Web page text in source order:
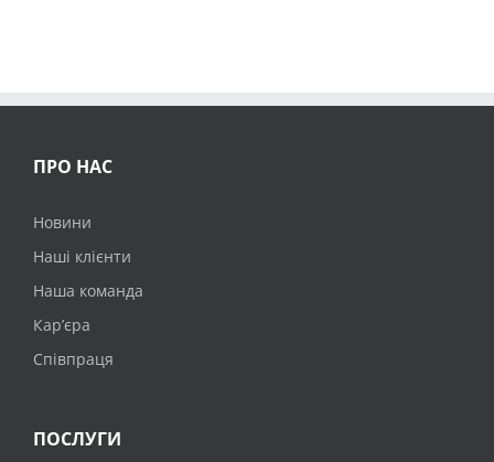
ПРО НАС
Новини
Наші клієнти
Наша команда
Кар’єра
Співпраця
ПОСЛУГИ